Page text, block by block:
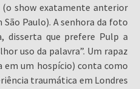
show exatamente anterior
São Paulo). A senhora da foto
disserta que prefere Pulp a
uso da palavra”. Um rapaz
em um hospício) conta como
traumática em Londres